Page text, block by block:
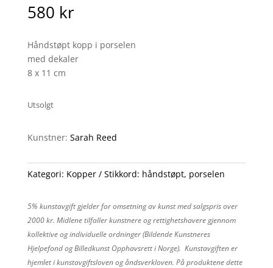
580 kr
Håndstøpt kopp i porselen
med dekaler
8 x 11 cm
Utsolgt
Kunstner: Sarah Reed
Kategori: Kopper Stikkord: håndstøpt, porselen
5% kunstavgift gjelder for omsetning av kunst med salgspris over
2000 kr. Midlene tilfaller kunstnere og rettighetshavere gjennom
kollektive og individuelle ordninger (Bildende Kunstneres
Hjelpefond og Billedkunst Opphavsrett i Norge). Kunstavgiften er
hjemlet i kunstavgiftsloven og åndsverkloven. På produktene dette